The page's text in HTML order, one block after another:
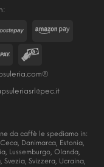
da caffè le spediamo in:
Danimarca, Estonia,
Lussemburgo, Olanda,
Svizzera, Ucraina,